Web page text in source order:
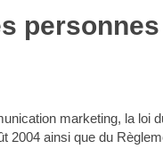
marketing, la loi
2004 ainsi que du